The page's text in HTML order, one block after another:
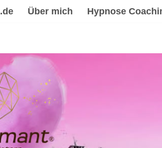
Über mich Hypnose
Spirituelle
Trauerverarbeitung &
Coach & psychologische